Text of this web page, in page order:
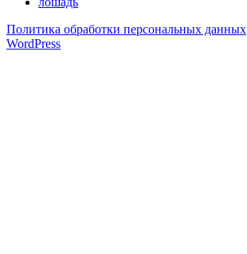
Политика обработки персональных данных
WordPress